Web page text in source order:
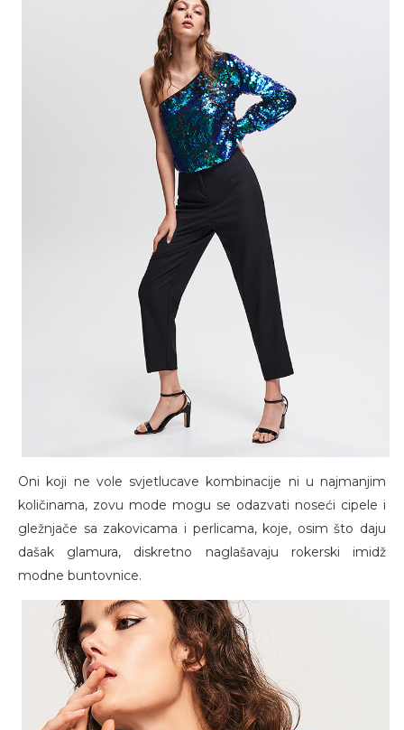
Oni koji ne vole svjetlucave kombinacije ni u najmanjim
količinama, zovu mode mogu se odazvati noseći cipele i
gležnjače sa zakovicama i perlicama, koje, osim što daju
dašak glamura, diskretno naglašavaju rokerski imidž
modne buntovnice.